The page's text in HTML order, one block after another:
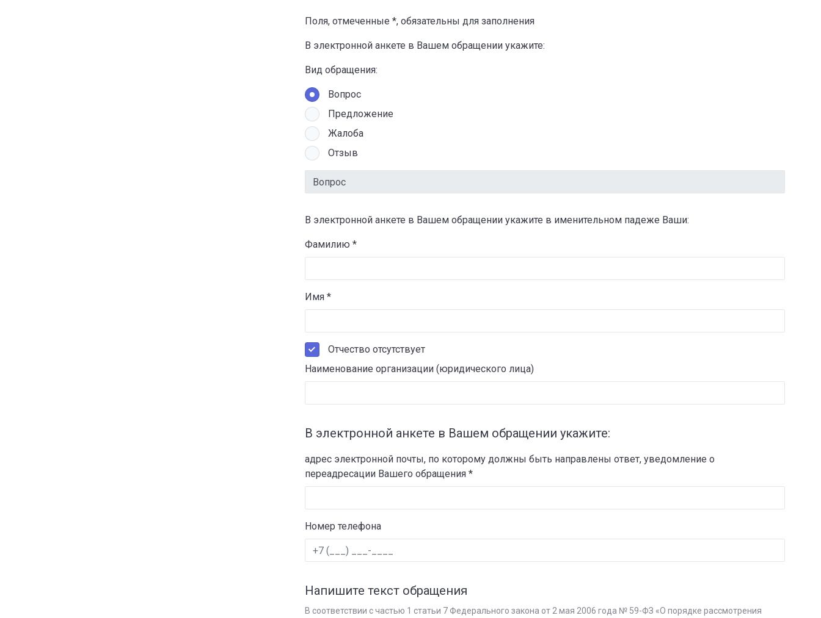
Поля, отмеченные *, обязательны для заполнения
В электронной анкете в Вашем обращении укажите:
Вид обращения:
Вопрос
Предложение
Жалоба
Отзыв
В электронной анкете в Вашем обращении укажите в именительном падеже Ваши:
Фамилию *
Имя *
Отчество отсутствует
Наименование организации (юридического лица)
В электронной анкете в Вашем обращении укажите:
адрес электронной почты, по которому должны быть направлены ответ, уведомление о
переадресации Вашего обращения *
Номер телефона
Напишите текст обращения
В соответствии с частью 1 статьи 7 Федерального закона от 2 мая 2006 года № 59-ФЗ «О порядке рассмотрения